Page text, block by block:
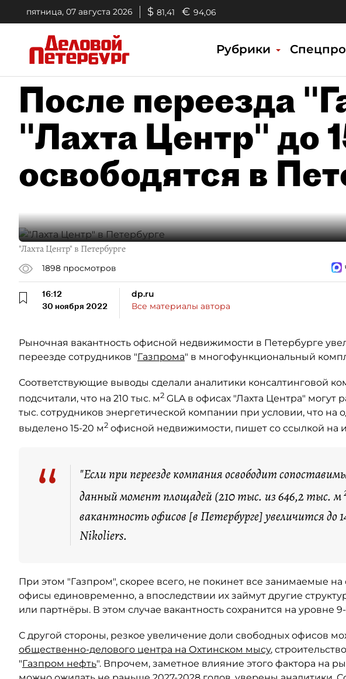
пятница, 07 августа 2026 $ 81,41 € 94,06
Рубрики
После переезда
"Лахта Центр" до
освободятся в
"Лахта Центр" в Петербурге
1898 просмотров
16:12
30 ноября 2022
dp.ru
Все материалы автора
Рыночная вакантность офисной недвижимости в Петербурге
переезде сотрудников "Газпрома" в многофункциональный
Соответствующие выводы сделали аналитики консалтинговой
подсчитали, что на 210 тыс. м2 GLA в офисах "Лахта Центра" могут
тыс. сотрудников энергетической компании при условии, что на
выделено 15-20 м2 офисной недвижимости, пишет со ссылкой на
“
"Если при переезде компания освободит
данный момент площадей (210 тыс. из 646,2 тыс. м
вакантность офисов [в Петербурге] увеличится до
Nikoliers.
При этом "Газпром", скорее всего, не покинет все занимаемые
офисы единовременно, а впоследствии их займут другие
или партнёры. В этом случае вакантность сохранится на уровне 9-
С другой стороны, резкое увеличение доли свободных офисов
общественно-делового центра на Охтинском мысу,
"Газпром нефть". Впрочем, заметное влияние этого фактора на